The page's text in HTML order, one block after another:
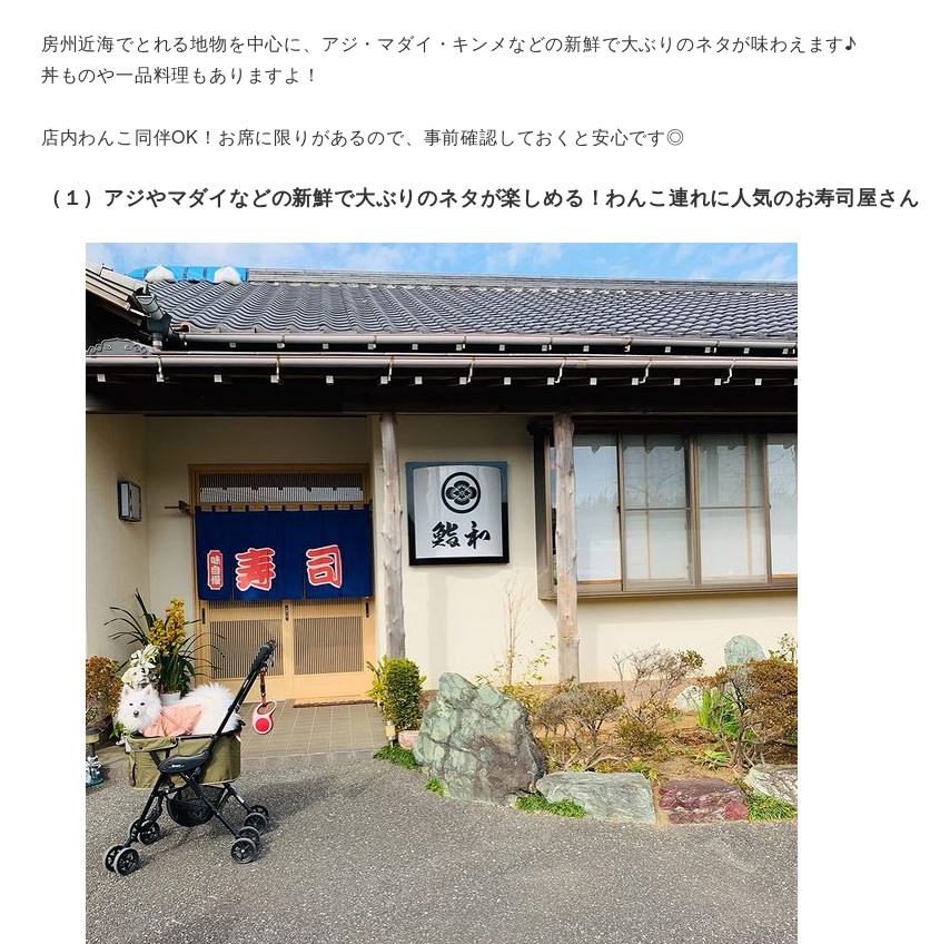
房州近海でとれる地物を中心に、アジ・マダイ・キンメなどの新鮮で大ぶりのネタが味わえます♪
丼ものや一品料理もありますよ！
店内わんこ同伴OK！お席に限りがあるので、事前確認しておくと安心です◎
（１）アジやマダイなどの新鮮で大ぶりのネタが楽しめる！わんこ連れに人気のお寿司屋さん